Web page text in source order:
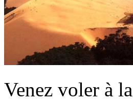
Venez voler à